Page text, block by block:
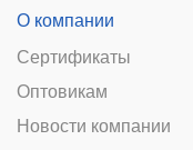
О компании
Сертификаты
Оптовикам
Новости компании